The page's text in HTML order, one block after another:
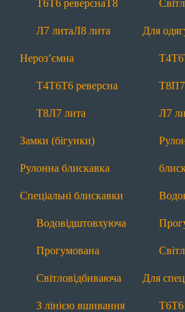
Т6Т6 реверснаТ8
Л7 литаЛ8 лита
Нероз’ємна
Т4Т6Т6 реверсна
Т8Л7 лита
Замки (бігунки)
Рулонна блискавка
Спеціальні блискавки
Водовідштовхуюча
Прогумована
Світловідбиваюча
З лінією вшивання
Для
Т4Т6
Т8
Л7
Для
Т6Т6
Т6 Т6 реверсна Т8
Нероз'ємні
Т4 Т8
Замки (бігунки) Рулонна
Спеціальні
Водовідштовхуючі
Світловідбиваючі З
Тасьма Мононитка
Додаткова інформація